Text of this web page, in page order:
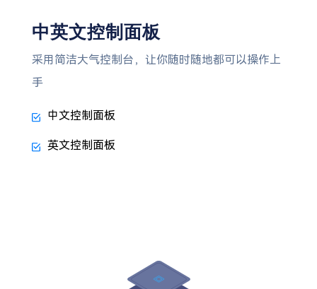
中英文控制面板
采用简洁大气控制台，让你随时随地都可以操作上
手
中文控制面板
英文控制面板